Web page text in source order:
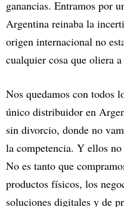
ganancias. Entramos por
Argentina reinaba la
origen internacional no
cualquier cosa que oliera
Nos quedamos con todos
único distribuidor en
sin divorcio, donde no
la competencia. Y ellos
No es tanto que
productos físicos, los
soluciones digitales y de